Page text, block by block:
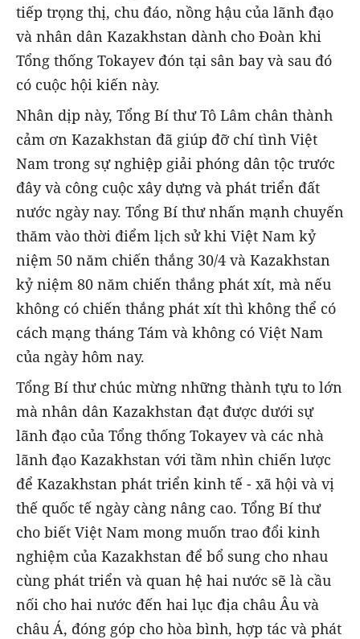
tiếp trọng thị, chu đáo, nồng hậu của lãnh đạo
và nhân dân Kazakhstan dành cho Đoàn khi
Tổng thống Tokayev đón tại sân bay và sau đó
có cuộc hội kiến này.
Nhân dịp này, Tổng Bí thư Tô Lâm chân thành
cảm ơn Kazakhstan đã giúp đỡ chí tình Việt
Nam trong sự nghiệp giải phóng dân tộc trước
đây và công cuộc xây dựng và phát triển đất
nước ngày nay. Tổng Bí thư nhấn mạnh chuyến
thăm vào thời điểm lịch sử khi Việt Nam kỷ
niệm 50 năm chiến thắng 30/4 và Kazakhstan
kỷ niệm 80 năm chiến thắng phát xít, mà nếu
không có chiến thắng phát xít thì không thể có
cách mạng tháng Tám và không có Việt Nam
của ngày hôm nay.
Tổng Bí thư chúc mừng những thành tựu to lớn
mà nhân dân Kazakhstan đạt được dưới sự
lãnh đạo của Tổng thống Tokayev và các nhà
lãnh đạo Kazakhstan với tầm nhìn chiến lược
để Kazakhstan phát triển kinh tế - xã hội và vị
thế quốc tế ngày càng nâng cao. Tổng Bí thư
cho biết Việt Nam mong muốn trao đổi kinh
nghiệm của Kazakhstan để bổ sung cho nhau
cùng phát triển và quan hệ hai nước sẽ là cầu
nối cho hai nước đến hai lục địa châu Âu và
châu Á, đóng góp cho hòa bình, hợp tác và phát